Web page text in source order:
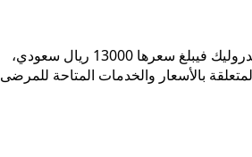
يتراوح سعر دعامة الذكر المرنة في السعودية 35000 ريال سعودي، أما الهيدروليك فيبلغ سعرها 13000 ريال سعودي،
بالأسعار والخدمات المتاحة للمرضى